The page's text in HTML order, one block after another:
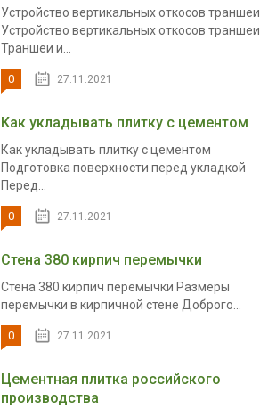
Устройство вертикальных откосов траншеи
Устройство вертикальных откосов траншеи
Траншеи и...
0 27.11.2021
Как укладывать плитку с цементом
Как укладывать плитку с цементом
Подготовка поверхности перед укладкой
Перед...
0 27.11.2021
Стена 380 кирпич перемычки
Стена 380 кирпич перемычки Размеры
перемычки в кирпичной стене Доброго...
0 27.11.2021
Цементная плитка российского
производства